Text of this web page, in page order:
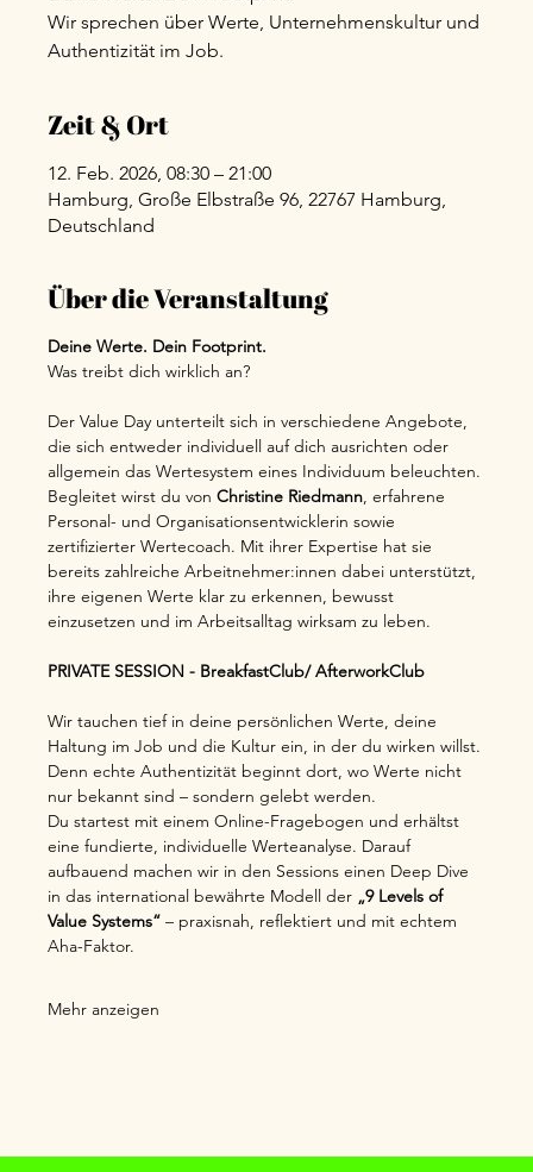
Wir sprechen über Werte, Unternehmenskultur und
Authentizität im Job.
Zeit & Ort
12. Feb. 2026, 08:30 – 21:00
Hamburg, Große Elbstraße 96, 22767 Hamburg,
Deutschland
Über die Veranstaltung
Deine Werte. Dein Footprint.
Was treibt dich wirklich an?
Der Value Day unterteilt sich in verschiedene Angebote,
die sich entweder individuell auf dich ausrichten oder
allgemein das Wertesystem eines Individuum beleuchten.
Begleitet wirst du von Christine Riedmann, erfahrene
Personal- und Organisationsentwicklerin sowie
zertifizierter Wertecoach. Mit ihrer Expertise hat sie
bereits zahlreiche Arbeitnehmer:innen dabei unterstützt,
ihre eigenen Werte klar zu erkennen, bewusst
einzusetzen und im Arbeitsalltag wirksam zu leben.
PRIVATE SESSION - BreakfastClub/ AfterworkClub
Wir tauchen tief in deine persönlichen Werte, deine
Haltung im Job und die Kultur ein, in der du wirken willst.
Denn echte Authentizität beginnt dort, wo Werte nicht
nur bekannt sind – sondern gelebt werden.
Du startest mit einem Online-Fragebogen und erhältst
eine fundierte, individuelle Werteanalyse. Darauf
aufbauend machen wir in den Sessions einen Deep Dive
in das international bewährte Modell der „9 Levels of
Value Systems“ – praxisnah, reflektiert und mit echtem
Aha-Faktor.
Mehr anzeigen